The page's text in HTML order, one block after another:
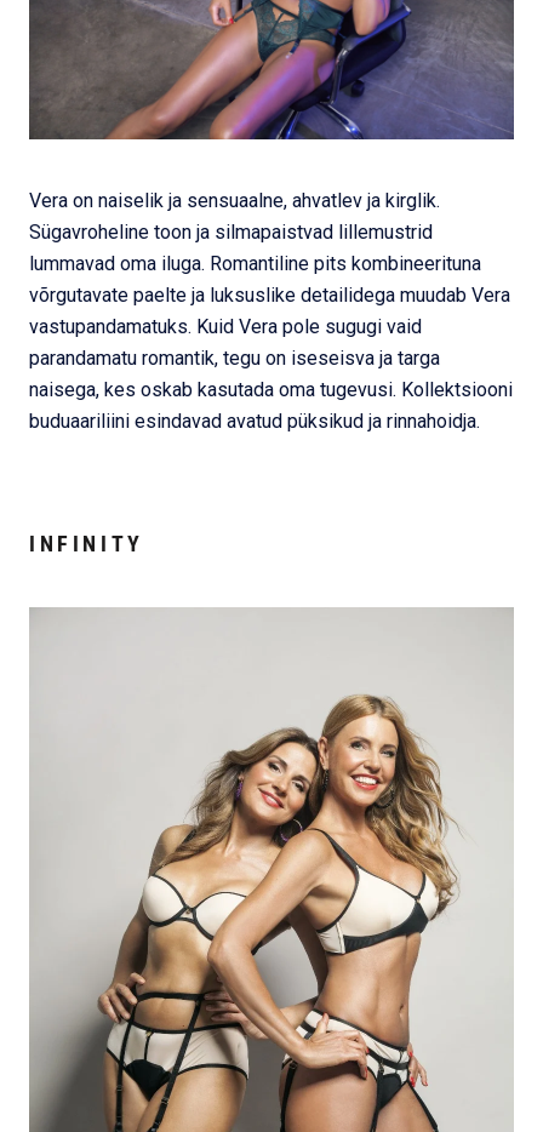
Vera on naiselik ja sensuaalne, ahvatlev ja kirglik.
Sügavroheline toon ja silmapaistvad lillemustrid
lummavad oma iluga. Romantiline pits kombineerituna
võrgutavate paelte ja luksuslike detailidega muudab Vera
vastupandamatuks. Kuid Vera pole sugugi vaid
parandamatu romantik, tegu on iseseisva ja targa
naisega, kes oskab kasutada oma tugevusi. Kollektsiooni
buduaariliini esindavad avatud püksikud ja rinnahoidja.
INFINITY